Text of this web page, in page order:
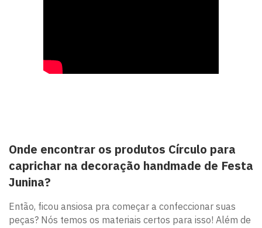
Onde encontrar os produtos Círculo para
caprichar na decoração handmade de Festa
Junina?
Então, ficou ansiosa pra começar a confeccionar suas
peças? Nós temos os materiais certos para isso! Além de